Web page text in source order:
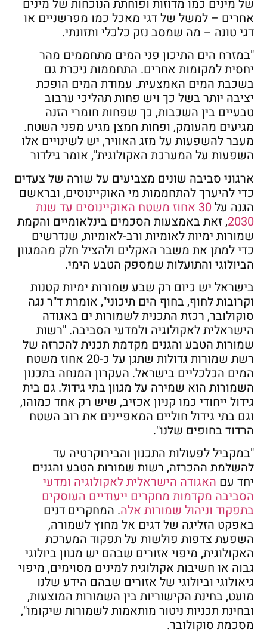
של מינים כמו מדוזות ופוחתת הנוכחות של מינים
אחרים – למשל של דגי מאכל כמו מפרשניים או
דגי טונה – מה שמסב נזק כלכלי ותזונתי.
"במזרח הים התיכון פני המים מתחממים מהר
יחסית למקומות אחרים. התחממות ניכרת גם
בשכבת המים האמצעית. עמודת המים הופכת
יציבה יותר בשל כך ויש פחות תהליכי ערבוב
טבעיים בין השכבות, כך שפחות חומרי הזנה
מגיעים מהעומק, ופחות חמצן מגיע מפני השטח.
מעבר להשפעות על מזג האוויר, יש לשינויים אלו
השפעות על המערכת האקולוגית", אומר גילדור
ארגוני סביבה שונים מצביעים על שורה של צעדים
כדי להיערך להתחממות מי האוקיינוסים, ובראשם
הגנה על
30 אחוז משטח האוקיינוסים עד שנת
2030, זאת באמצעות הסכמים בינלאומיים והקמת
שמורות ימיות לאומיות ורב-לאומיות, שנדרשים
כדי למתן את משבר האקלים ולהציל חלק מהמגוון
הביולוגי והתועלות שמספק הטבע הימי.
בישראל יש כיום רק שבע שמורות ימיות קטנות
וקרובות לחוף, בחוף הים תיכוני", אומרת ד"ר נגה
סוקולובר, רכזת התכנית לשמורות ים באגודה
הישראלית לאקולוגיה ולמדעי הסביבה. "רשות
שמורות הטבע והגנים מקדמת תכנית להכרזה של
רשת שמורות גדולות שתגן על כ-20 אחוז משטח
המים הכלכליים בישראל. העקרון המנחה בתכנון
השמורות הוא שמירה על מגוון בתי גידול. גם בית
גידול ייחודי כמו קניון אכזיב, שיש רק אחד כמוהו,
וגם בתי גידול חוליים המאפיינים את רוב השטח
הרדוד בחופים שלנו".
"במקביל לפעולות התכנון והבירוקרטיה עד
להשלמת ההכרזה, רשות שמורות הטבע והגנים
יחד עם האגודה הישראלית לאקולוגיה ומדעי
הסביבה מקדמות מחקרים ייעודיים העוסקים
בתפקוד וניהול שמורות אלה. המחקרים דנים
באפקט הזליגה של דגים אל מחוץ לשמורה,
השפעת צדפות פולשות על תפקוד המערכת
האקולוגית, מיפוי אזורים שבהם יש מגוון ביולוגי
גבוה או חשיבות אקולוגית למינים מסוימים, מיפוי
גיאולוגי וביולוגי של אזורים שבהם הידע שלנו
מועט, בחינת הקישוריות בין השמורות המוצעות,
ובחינת תכניות ניטור מותאמות לשמורות שיקומו",
מסכמת סוקולובר.